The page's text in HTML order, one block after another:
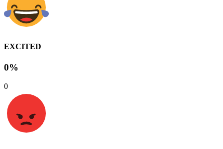
EXCITED
0%
0